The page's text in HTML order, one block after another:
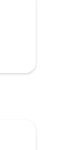
de